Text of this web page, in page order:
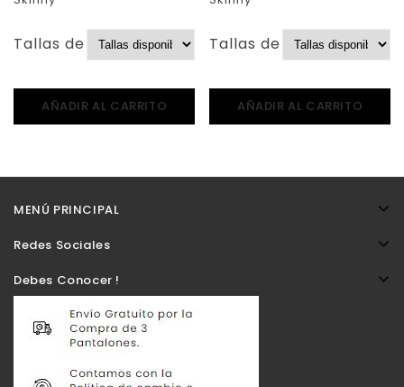
Tallas de Pantalones:
AÑADIR AL CARRITO
Tallas de Pantalones:
AÑADIR AL CARRITO
MENÚ PRINCIPAL
Redes Sociales
Debes Conocer !